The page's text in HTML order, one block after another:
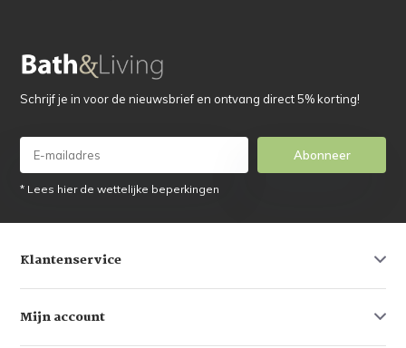
Schrijf je in voor de nieuwsbrief en ontvang direct 5% korting!
Abonneer
* Lees hier de wettelijke beperkingen
Klantenservice
Mijn account